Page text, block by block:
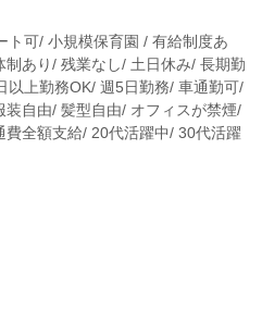
ト可/ 小規模保育園 / 有給制度あ
制あり/ 残業なし/ 土日休み/ 長期勤
以上勤務OK/ 週5日勤務/ 車通勤可/
自由/ 髪型自由/ オフィスが禁煙/
全額支給/ 20代活躍中/ 30代活躍